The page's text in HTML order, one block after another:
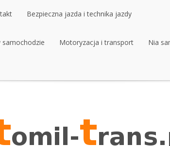
Bezpieczna jazda i technika jazdy
Bezpieczna jazda i technika jazdy
Motoryzacja i transport Nia